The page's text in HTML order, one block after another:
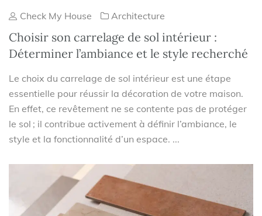
Check My House Architecture
Choisir son carrelage de sol intérieur :
Déterminer l’ambiance et le style recherché
Le choix du carrelage de sol intérieur est une étape
essentielle pour réussir la décoration de votre maison.
En effet, ce revêtement ne se contente pas de protéger
le sol ; il contribue activement à définir l’ambiance, le
style et la fonctionnalité d’un espace. ...